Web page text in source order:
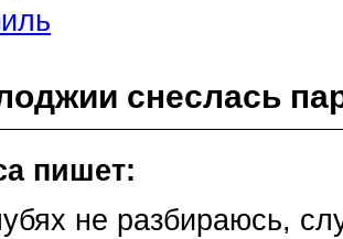
снеслась
пишет:
не разбираюсь,